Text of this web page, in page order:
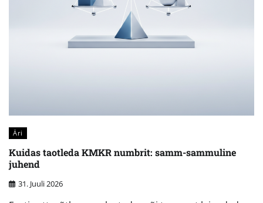
Äri
Kuidas taotleda KMKR numbrit: samm-sammuline
juhend
31. Juuli 2026